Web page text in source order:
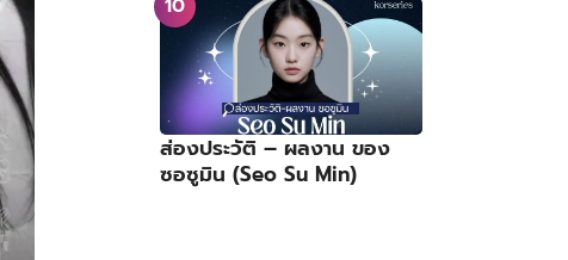
ส่องประวัติ – ผลงาน ของ
ซอซูมิน (Seo Su Min)